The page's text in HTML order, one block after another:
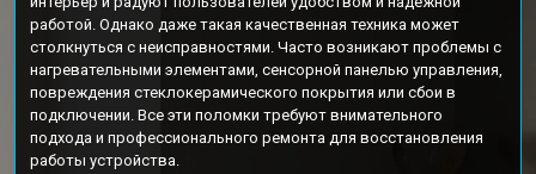
работой. Однако даже такая качественная техника может
столкнуться с неисправностями. Часто возникают проблемы с
нагревательными элементами, сенсорной панелью управления,
повреждения стеклокерамического покрытия или сбои в
подключении. Все эти поломки требуют внимательного
подхода и профессионального ремонта для восстановления
работы устройства.